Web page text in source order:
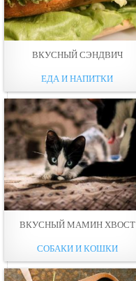
ВКУСНЫЙ СЭНДВИЧ
ЕДА И НАПИТКИ
ВКУСНЫЙ МАМИН ХВОСТ
СОБАКИ И КОШКИ